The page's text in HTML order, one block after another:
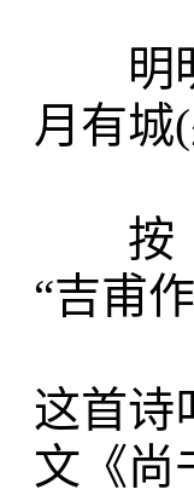
明明
月有城
按《
“吉甫
这首诗
文《尚